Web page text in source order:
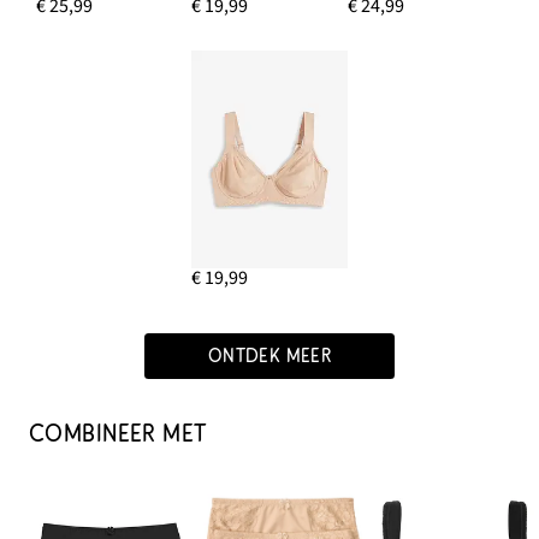
€ 25,99 € 19,99 € 24,99
€ 19,99
ONTDEK MEER
COMBINEER MET